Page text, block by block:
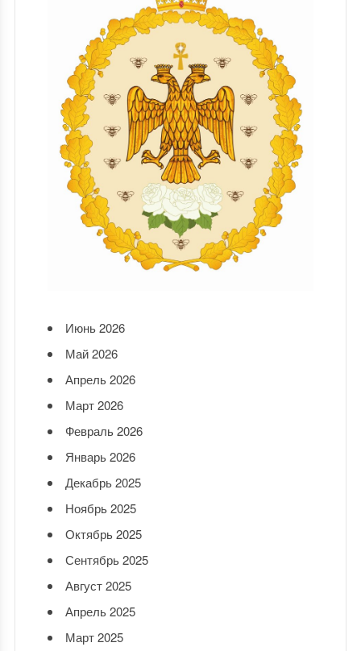
Июнь 2026
Май 2026
Апрель 2026
Март 2026
Февраль 2026
Январь 2026
Декабрь 2025
Ноябрь 2025
Октябрь 2025
Сентябрь 2025
Август 2025
Апрель 2025
Март 2025